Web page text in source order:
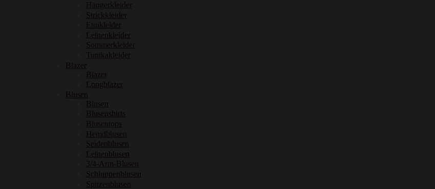
Hängerkleider
Strickkleider
Etuikleider
Leinenkleider
Sommerkleider
Tunikakleider
Blazer
Blazer
Longblazer
Blusen
Blusen
Blusenshirts
Blusentops
Hemdblusen
Seidenblusen
Leinenblusen
3/4-Arm-Blusen
Schluppenblusen
Spitzenblusen